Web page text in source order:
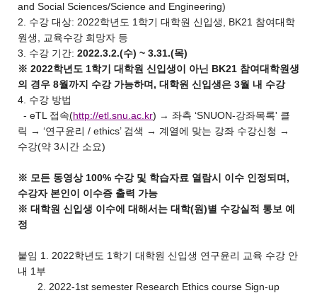
and Social Sciences/Science and Engineering)
2. 수강 대상: 2022학년도 1학기 대학원 신입생, BK21 참여대학
원생, 교육수강 희망자 등
3. 수강 기간: 2022.3.2.(수) ~ 3.31.(목)
※ 2022학년도 1학기 대학원 신입생이 아닌 BK21 참여대학원생
의 경우 8월까지 수강 가능하며, 대학원 신입생은 3월 내 수강
4. 수강 방법
- eTL 접속(http://etl.snu.ac.kr) → 좌측 ‘SNUON-강좌목록' 클
릭 → ‘연구윤리 / ethics’ 검색 → 계열에 맞는 강좌 수강신청 →
수강(약 3시간 소요)
※ 모든 동영상 100% 수강 및 학습자료 열람시 이수 인정되며,
수강자 본인이 이수증 출력 가능
※ 대학원 신입생 이수에 대해서는 대학(원)별 수강실적 통보 예
정
붙임 1. 2022학년도 1학기 대학원 신입생 연구윤리 교육 수강 안
내 1부
2. 2022-1st semester Research Ethics course Sign-up